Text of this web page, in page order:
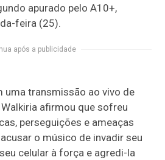
apurado pelo A10+,
feira (25).
após a publicidade
uma transmissão ao vivo de
afirmou que sofreu
perseguições e ameaças
o músico de invadir seu
celular à força e agredi-la